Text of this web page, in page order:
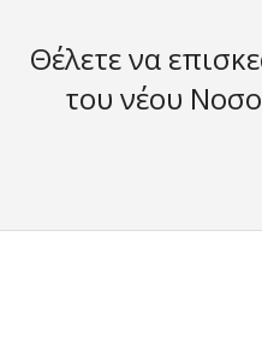
Θέλετε να
του νέου